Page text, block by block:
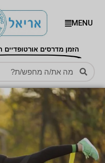
MENU
הזמן מדרסים